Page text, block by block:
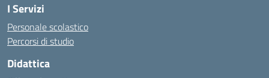
I Servizi
Personale scolastico
Percorsi di studio
Didattica